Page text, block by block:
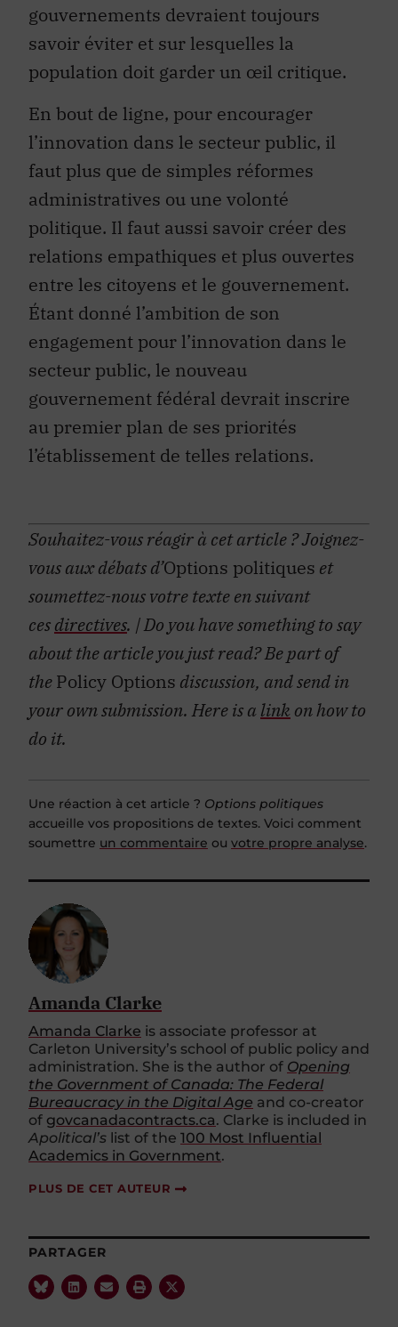
gouvernements devraient toujours
savoir éviter et sur lesquelles la
population doit garder un œil critique.
En bout de ligne, pour encourager
l’innovation dans le secteur public, il
faut plus que de simples réformes
administratives ou une volonté
politique. Il faut aussi savoir créer des
relations empathiques et plus ouvertes
entre les citoyens et le gouvernement.
Étant donné l’ambition de son
engagement pour l’innovation dans le
secteur public, le nouveau
gouvernement fédéral devrait inscrire
au premier plan de ses priorités
l’établissement de telles relations.
Souhaitez-vous réagir à cet article ? Joignez-
vous aux débats d’Options politiques et
soumettez-nous votre texte en suivant
cesdirectives. |Do you have something to say
about the article you just read? Be part of
thePolicy Options discussion, and send in
your own submission. Here is alink on how to
do it.
Une réaction à cet article ? Options politiques
accueille vos propositions de textes. Voici comment
soumettre un commentaire ou votre propre analyse.
Amanda Clarke
Amanda Clarke is associate professor at
Carleton University’s school of public policy and
administration. She is the author of Opening
the Government of Canada: The Federal
Bureaucracy in the Digital Age and co-creator
of govcanadacontracts.ca. Clarke is included in
Apolitical’s list of the 100 Most Influential
Academics in Government.
PLUS DE CET AUTEUR
PARTAGER